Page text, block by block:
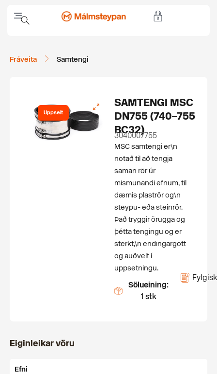
Fráveita Samtengi
Uppselt
SAMTENGI MSC
DN755 (740–755
BC32)
3040007755
MSC samtengi er\n
notað til að tengja
saman rör úr
mismunandi efnum, til
dæmis plaströr og\n
steypu- eða steinrör.
Það tryggir örugga og
þétta tengingu og er
sterkt,\n endingargott
og auðvelt í
uppsetningu.
Sölueining:
1 stk
Eiginleikar vöru
Efni